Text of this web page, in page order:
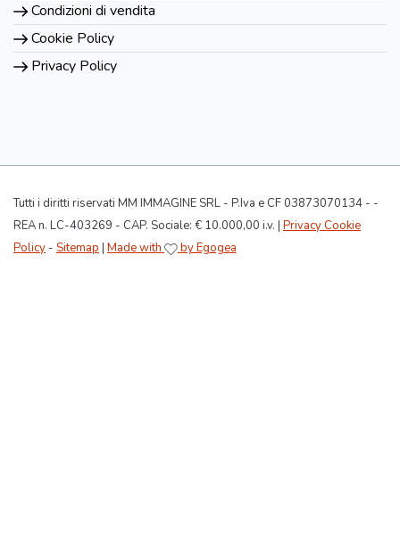
Condizioni di vendita
Cookie Policy
Privacy Policy
Tutti i diritti riservati MM IMMAGINE SRL - P.Iva e CF 03873070134 - -
REA n. LC-403269 - CAP. Sociale: € 10.000,00 i.v. | Privacy Cookie
Policy - Sitemap | Made with by Egogea